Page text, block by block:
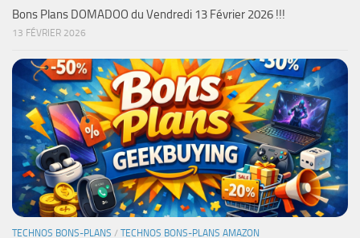
Bons Plans DOMADOO du Vendredi 13 Février 2026 !!!
13 FÉVRIER 2026
TECHNOS BONS-PLANS / TECHNOS BONS-PLANS AMAZON